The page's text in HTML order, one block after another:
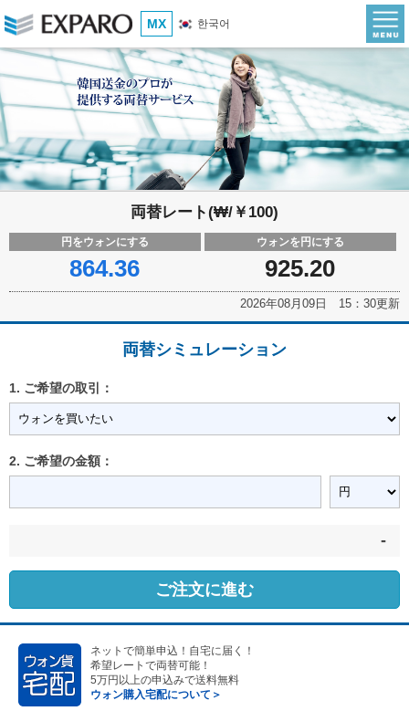
MX 한국어
両替レート(₩/￥100)
円をウォンにする
864.36
ウォンを円にする
925.20
2026年08月09日 15：30更新
両替シミュレーション
1. ご希望の取引：
2. ご希望の金額：
-
ご注文に進む
ネットで簡単申込！自宅に届く！
希望レートで両替可能！
5万円以上の申込みで送料無料
ウォン購入宅配について＞